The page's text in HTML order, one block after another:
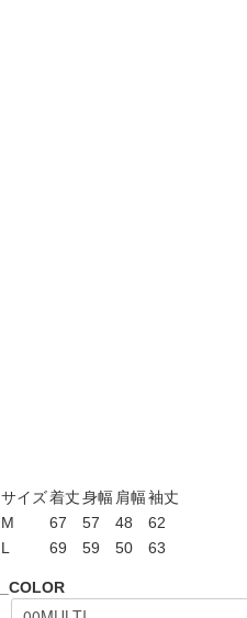
サイズ着丈身幅 肩幅袖丈
M
67 57 48
62
L
69 59 50 63
_COLOR